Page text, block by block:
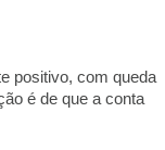
positivo, com queda
é de que a conta